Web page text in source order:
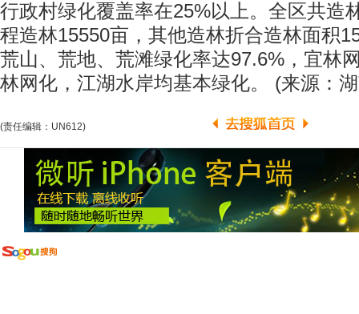
行政村绿化覆盖率在25%以上。全区共造
程造林15550亩，其他造林折合造林面积
荒山、荒地、荒滩绿化率达97.6%，宜林
林网化，江湖水岸均基本绿化。 (来源：
(责任编辑：UN612)